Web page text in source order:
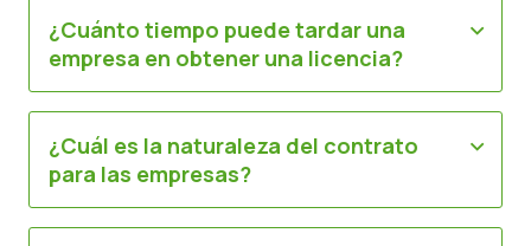
¿Cuánto tiempo puede tardar una
empresa en obtener una licencia?
¿Cuál es la naturaleza del contrato
para las empresas?